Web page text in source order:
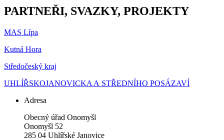
PARTNEŘI, SVAZKY, PROJEKTY
MAS Lípa
Kutná Hora
Středočeský kraj
UHLÍŘSKOJANOVICKA A STŘEDNÍHO POSÁZAVÍ
Adresa
Obecný úřad Onomyšl
Onomyšl 52
285 04 Uhlířské Janovice